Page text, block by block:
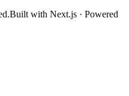
Built with Next.js · Powered